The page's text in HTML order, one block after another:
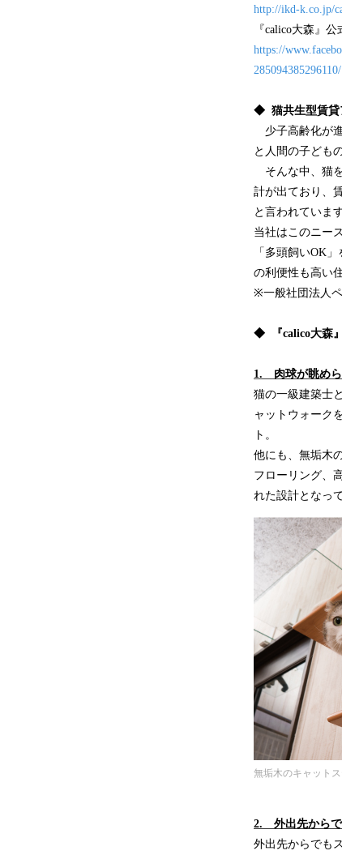
http://ikd-k.co.jp/
『calico大森』公
https://
285094385296110/
◆ 猫共生型賃貸
少子高齢化が
と人間の子ども
そんな中、猫
計が出ており、
と言われています
当社はこのニー
「多頭飼いOK
の利便性も高
※一般社団法人
◆ 『calico大森
1. 肉球が眺めら
猫の一級建築士
ャットウォーク
ト。
他にも、無垢木
フローリング、
れた設計となっ
無垢木のキャット
2. 外出先からで
外出先からでも